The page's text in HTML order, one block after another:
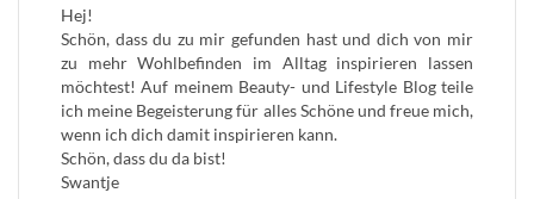
Hej!
Schön, dass du zu mir gefunden hast und dich von mir
zu mehr Wohlbefinden im Alltag inspirieren lassen
möchtest! Auf meinem Beauty- und Lifestyle Blog teile
ich meine Begeisterung für alles Schöne und freue mich,
wenn ich dich damit inspirieren kann.
Schön, dass du da bist!
Swantje